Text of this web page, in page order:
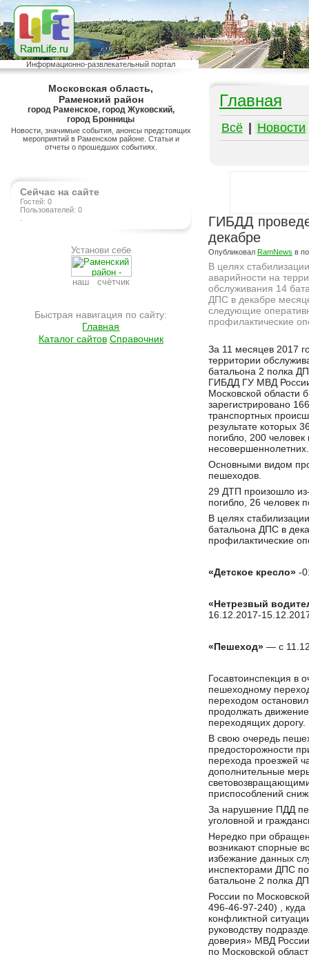
Информационно-развлекательный портал
Московская область,
Раменский район
город Раменское, город Жуковский,
город Бронницы
Новости, значимые события, анонсы предстоящих
мероприятий в Раменском районе. Статьи и
отчеты о прошедших событиях.
Сейчас на сайте
Гостей: 0
Пользователей: 0
Установи себе
наш счётчик
Быстрая навигация по сайту:
Главная
Каталог сайтов Справочник
Главная
Всё Новости
ГИБДД
декабре
Опубликовал RamNews в
В целях
аварийности на
обслуживания 14
ДПС в декабре
следующие
профилактические
За 11 месяцев 2017
территории
батальона 2 полка
ГИБДД ГУ МВД
Московской области
зарегистрировано
транспортных
результате которых
погибло, 200
несовершеннолетних.
Основными видом
пешеходов.
29 ДТП произошло
погибло, 26 человек
В целях
батальона ДПС в
профилактические
«Детское кресло» -
«Нетрезвый
16.12.2017-
«Пешеход» — с
Госавтоинспекция в
пешеходному
переходом
продолжать
переходящих дорогу.
В свою очередь
предосторожности
перехода проезжей
дополнительные
приспособлений
За нарушение ПДД
уголовной и
Нередко при
возникают спорные
избежание данных
инспекторами ДПС
батальоне 2 полка
России по
496-46-97-240) , куда
конфликтной
руководству
доверия» МВД
по Московской